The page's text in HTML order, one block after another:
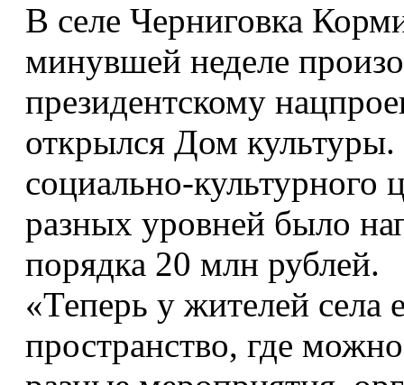
В селе Черниговка
минувшей неделе
президентскому
открылся Дом
социально-культурного
разных уровней было
порядка 20 млн рублей.
«Теперь у жителей села
пространство, где